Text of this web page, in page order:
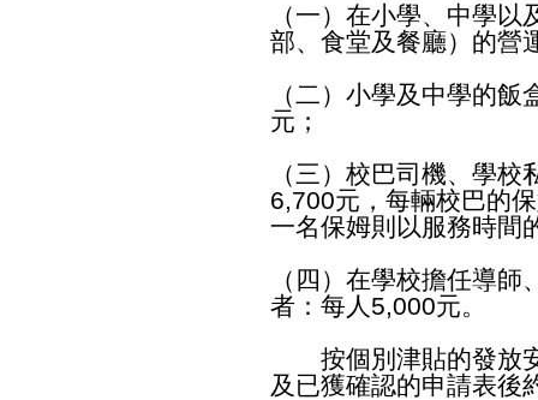
（一）在小學、中學
部、食堂及餐廳）的營
（二）小學及中學的
元；
（三）校巴司機、學
6,700元，每輛校巴的
一名保姆則以服務時間
（四）在學校擔任導
者：每人5,000元。
按個別津貼的發放安
及已獲確認的申請表後